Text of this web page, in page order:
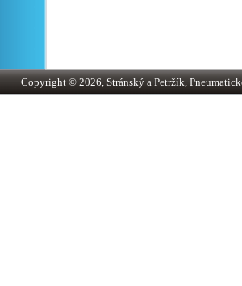
Copyright © 2026, Stránský a Petržík,